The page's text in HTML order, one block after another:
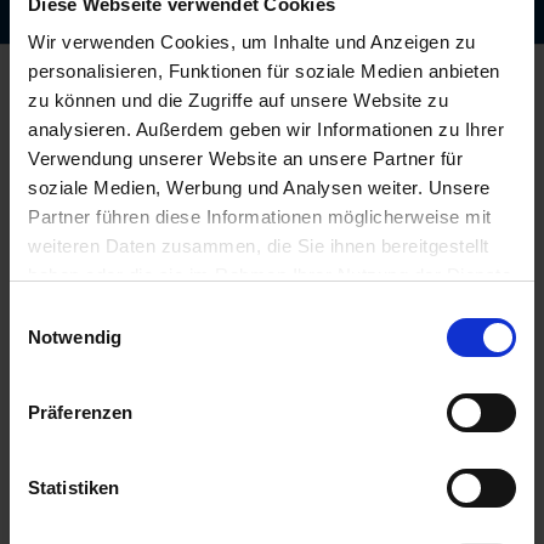
Wir verwenden Cookies, um Inhalte und Anzeigen zu
personalisieren, Funktionen für soziale Medien anbieten
zu können und die Zugriffe auf unsere Website zu
analysieren. Außerdem geben wir Informationen zu Ihrer
Verwendung unserer Website an unsere Partner für
soziale Medien, Werbung und Analysen weiter. Unsere
Partner führen diese Informationen möglicherweise mit
weiteren Daten zusammen, die Sie ihnen bereitgestellt
Notwendig
Präferenzen
Statistiken
Kontakt
AgrarOnline GmbH
Bahnhofsallee 44
23909 Ratzeburg
Deutschland
info@myagrar.de
Servicetelefon:
+49 4541 8668 290
Fax:+49 4541 8668 2919
WhatsApp: